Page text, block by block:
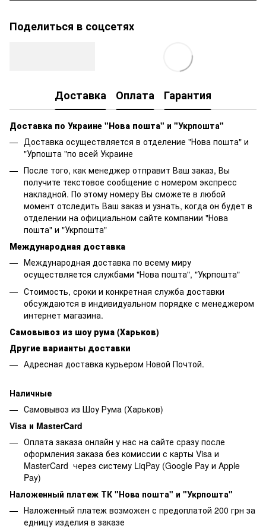
Поделиться в соцсетях
Доставка Оплата Гарантия
Доставка по Украине "Нова пошта" и "Укрпошта"
Доставка осуществляется в отделение "Нова пошта" и
"Урпошта "по всей Украине
После того, как менеджер отправит Ваш заказ, Вы
получите текстовое сообщение с номером экспресс
накладной. По этому номеру Вы сможете в любой
момент отследить Ваш заказ и узнать, когда он будет в
отделении на официальном сайте компании "Нова
пошта" и "Укрпошта"
Международная доставка
Международная доставка по всему миру
осуществляется службами "Нова пошта", "Укрпошта"
Стоимость, сроки и конкретная служба доставки
обсуждаются в индивидуальном порядке с менеджером
интернет магазина.
Самовывоз из шоу рума (Харьков)
Другие варианты доставки
Адресная доставка курьером Новой Почтой.
Наличные
Самовывоз из Шоу Рума (Харьков)
Visa и MasterCard
Оплата заказа онлайн у нас на сайте сразу после
оформления заказа без комиссии с карты Visa и
MasterCard через систему LiqPay (Google Pay и Apple
Pay)
Наложенный платеж ТК "Нова пошта" и "Укрпошта"
Наложенный платеж возможен с предоплатой 200 грн за
едницу изделия в заказе